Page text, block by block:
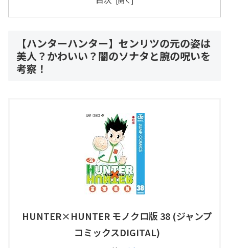
【ハンターハンター】センリツの元の姿は
美人？かわいい？闇のソナタと腕の呪いを
考察！
HUNTER×HUNTER モノクロ版 38 (ジャンプ
コミックスDIGITAL)